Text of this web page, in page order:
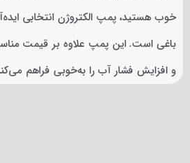
خوب هستید، پمپ الکتروژن انتخابی
باغی است. این پمپ علاوه بر قیمت
و افزایش فشار آب را به‌خوبی فراهم